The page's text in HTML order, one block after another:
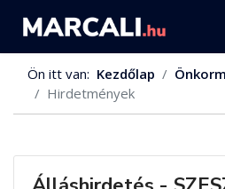
Ön itt van: Kezdőlap
Hirdetmények